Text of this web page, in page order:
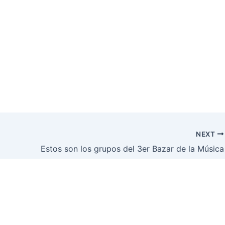
NEXT
Estos son los grupos del 3er Bazar de la Música